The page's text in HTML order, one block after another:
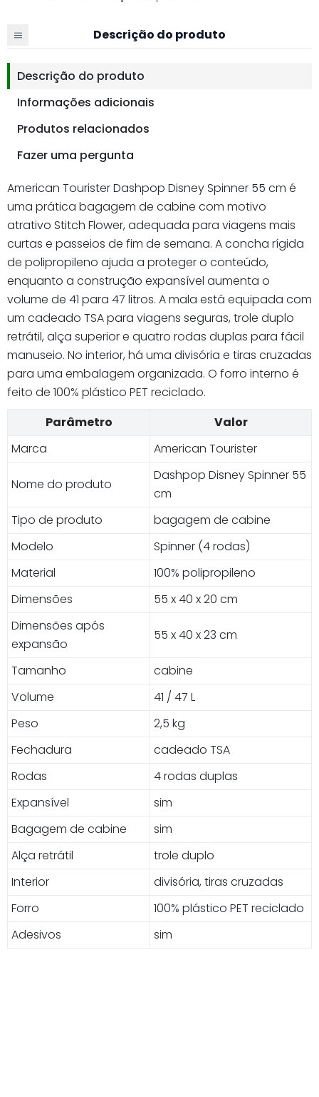
Descrição do produto
Descrição do produto
Informações adicionais
Produtos relacionados
Fazer uma pergunta
American Tourister Dashpop Disney Spinner 55 cm é
uma prática bagagem de cabine com motivo
atrativo Stitch Flower, adequada para viagens mais
curtas e passeios de fim de semana. A concha rígida
de polipropileno ajuda a proteger o conteúdo,
enquanto a construção expansível aumenta o
volume de 41 para 47 litros. A mala está equipada com
um cadeado TSA para viagens seguras, trole duplo
retrátil, alça superior e quatro rodas duplas para fácil
manuseio. No interior, há uma divisória e tiras cruzadas
para uma embalagem organizada. O forro interno é
feito de 100% plástico PET reciclado.
Parâmetro
Valor
Marca
American Tourister
Nome do produto
Dashpop Disney Spinner 55
cm
Tipo de produto
bagagem de cabine
Modelo
Spinner (4 rodas)
Material
100% polipropileno
Dimensões
55 x 40 x 20 cm
Dimensões após
expansão
55 x 40 x 23 cm
Tamanho
cabine
Volume
41 / 47 L
Peso
2,5 kg
Fechadura
cadeado TSA
Rodas
4 rodas duplas
Expansível
sim
Bagagem de cabine
sim
Alça retrátil
trole duplo
Interior
divisória, tiras cruzadas
Forro
100% plástico PET reciclado
Adesivos
sim